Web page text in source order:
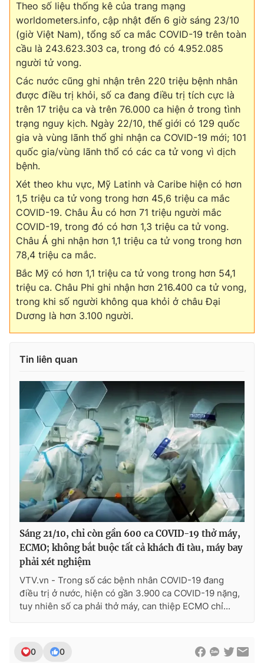
Theo số liệu thống kê của trang mạng
worldometers.info, cập nhật đến 6 giờ sáng 23/10
(giờ Việt Nam), tổng số ca mắc COVID-19 trên toàn
cầu là 243.623.303 ca, trong đó có 4.952.085
người tử vong.
Các nước cũng ghi nhận trên 220 triệu bệnh nhân
được điều trị khỏi, số ca đang điều trị tích cực là
trên 17 triệu ca và trên 76.000 ca hiện ở trong tình
trạng nguy kịch. Ngày 22/10, thế giới có 129 quốc
gia và vùng lãnh thổ ghi nhận ca COVID-19 mới; 101
quốc gia/vùng lãnh thổ có các ca tử vong vì dịch
bệnh.
Xét theo khu vực, Mỹ Latinh và Caribe hiện có hơn
1,5 triệu ca tử vong trong hơn 45,6 triệu ca mắc
COVID-19. Châu Âu có hơn 71 triệu người mắc
COVID-19, trong đó có hơn 1,3 triệu ca tử vong.
Châu Á ghi nhận hơn 1,1 triệu ca tử vong trong hơn
78,4 triệu ca mắc.
Bắc Mỹ có hơn 1,1 triệu ca tử vong trong hơn 54,1
triệu ca. Châu Phi ghi nhận hơn 216.400 ca tử vong,
trong khi số người không qua khỏi ở châu Đại
Dương là hơn 3.100 người.
Tin liên quan
Sáng 21/10, chỉ còn gần 600 ca COVID-19 thở máy,
ECMO; không bắt buộc tất cả khách đi tàu, máy bay
phải xét nghiệm
VTV.vn - Trong số các bệnh nhân COVID-19 đang
điều trị ở nước, hiện có gần 3.900 ca COVID-19 nặng,
tuy nhiên số ca phải thở máy, can thiệp ECMO chỉ...
0 0